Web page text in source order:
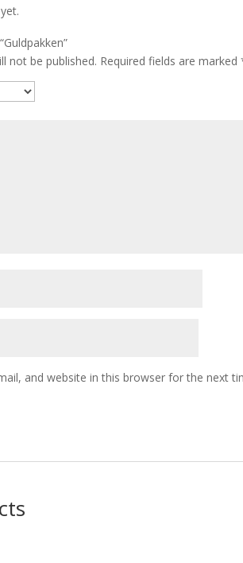
not be published. Required fields are marked
and website in this browser for the next